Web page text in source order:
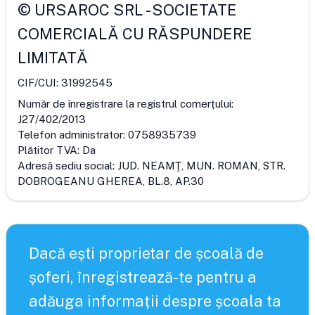
© URSAROC SRL-SOCIETATE
COMERCIALĂ CU RĂSPUNDERE
LIMITATĂ
CIF/CUI: 31992545
Număr de înregistrare la registrul comerțului:
J27/402/2013
Telefon administrator: 0758935739
Plătitor TVA: Da
Adresă sediu social: JUD. NEAMŢ, MUN. ROMAN, STR.
DOBROGEANU GHEREA, BL.8, AP.30
Dacă ești proprietar de școală de
șoferi, înregistrează-te pentru a
adăuga informații despre școala ta